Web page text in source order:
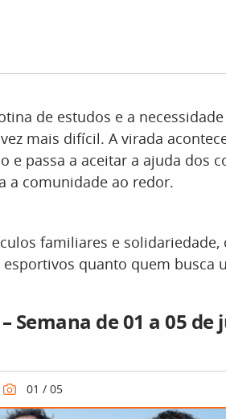
de estudos e a
mais difícil. A virada
e passa a aceitar a ajuda dos
a comunidade ao redor.
familiares e solidariedade,
quanto quem busca
Semana de 01 a 05 de